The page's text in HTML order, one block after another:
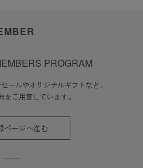
PROGRAM
ールやオリジナルギフトなど、
をご用意しています。
ページへ進む